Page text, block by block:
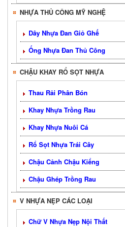
NHỰA THỦ CÔNG MỸ NGHỆ
Dây Nhựa Đan Giỏ Ghế
Ống Nhựa Đan Thủ Công
CHẬU KHAY RỔ SỌT NHỰA
Thau Rải Phân Bón
Khay Nhựa Trồng Rau
Khay Nhựa Nuôi Cá
Rổ Sọt Nhựa Trái Cây
Chậu Cảnh Chậu Kiểng
Chậu Ghép Trồng Rau
V NHỰA NẸP CÁC LOẠI
Chữ V Nhựa Nẹp Nội Thất